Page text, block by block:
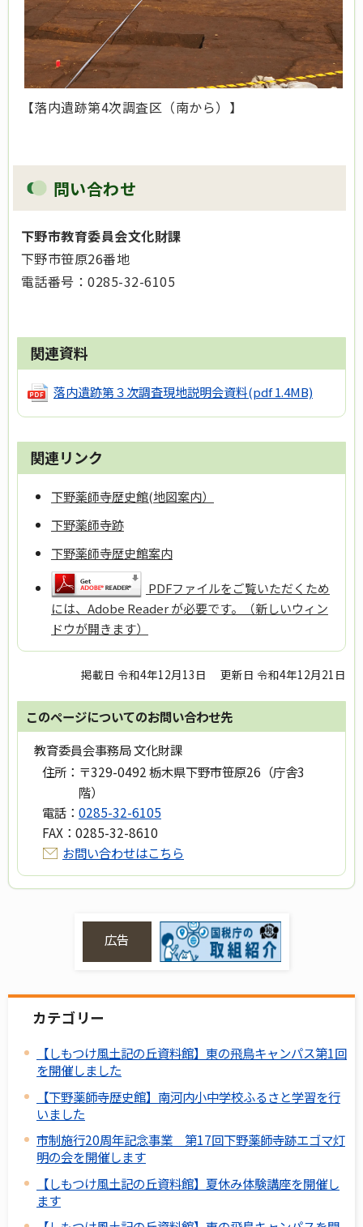
【落内遺跡第4次調査区（南から）】
問い合わせ
下野市教育委員会文化財課
下野市笹原26番地
電話番号：0285-32-6105
関連資料
落内遺跡第３次調査現地説明会資料(pdf 1.4MB)
関連リンク
下野薬師寺歴史館(地図案内）
下野薬師寺跡
下野薬師寺歴史館案内
PDFファイルをご覧いただくため
には、Adobe Reader が必要です。（新しいウィン
ドウが開きます）
掲載日 令和4年12月13日 更新日 令和4年12月21日
このページについてのお問い合わせ先
教育委員会事務局 文化財課
住所： 〒329-0492 栃木県下野市笹原26（庁舎3
階）
電話： 0285-32-6105
FAX： 0285-32-8610
お問い合わせはこちら
広告
カテゴリー
【しもつけ風土記の丘資料館】東の飛鳥キャンパス第1回
を開催しました
【下野薬師寺歴史館】南河内小中学校ふるさと学習を行
いました
市制施行20周年記念事業 第17回下野薬師寺跡エゴマ灯
明の会を開催します
【しもつけ風土記の丘資料館】夏休み体験講座を開催し
ます